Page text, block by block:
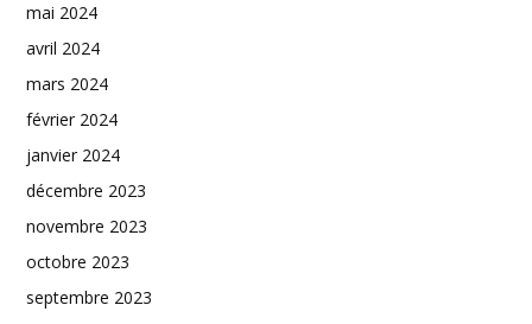
mai 2024
avril 2024
mars 2024
février 2024
janvier 2024
décembre 2023
novembre 2023
octobre 2023
septembre 2023